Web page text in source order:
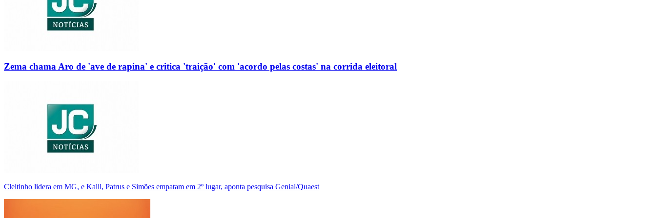
Zema chama Aro de 'ave de rapina' e critica 'traição' com 'acordo pelas costas' na corrida eleitoral
Cleitinho lidera em MG, e Kalil, Patrus e Simões empatam em 2º lugar, aponta pesquisa Genial/Quaest